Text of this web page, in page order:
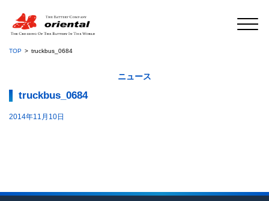
TOP truckbus_0684
ニュース
truckbus_0684
2014年11月10日